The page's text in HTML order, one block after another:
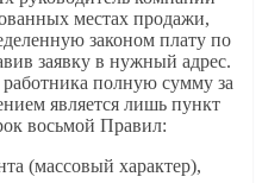
местах продажи,
законом плату по
заявку в нужный адрес.
работника полную сумму за
является лишь пункт
восьмой Правил:
(массовый характер),